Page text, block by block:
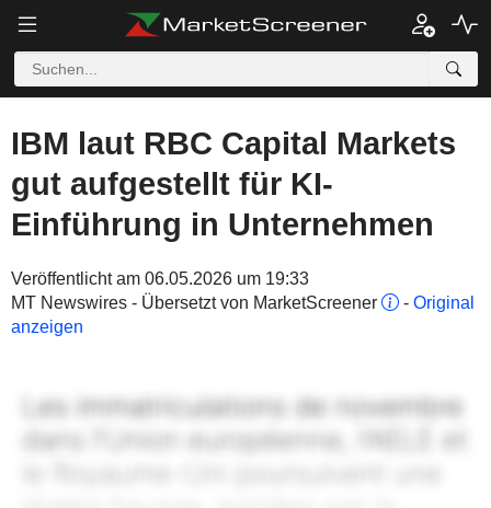
IBM laut RBC Capital Markets
gut aufgestellt für KI-
Einführung in Unternehmen
Veröffentlicht am 06.05.2026 um 19:33
MT Newswires - Übersetzt von MarketScreener
- Original
anzeigen